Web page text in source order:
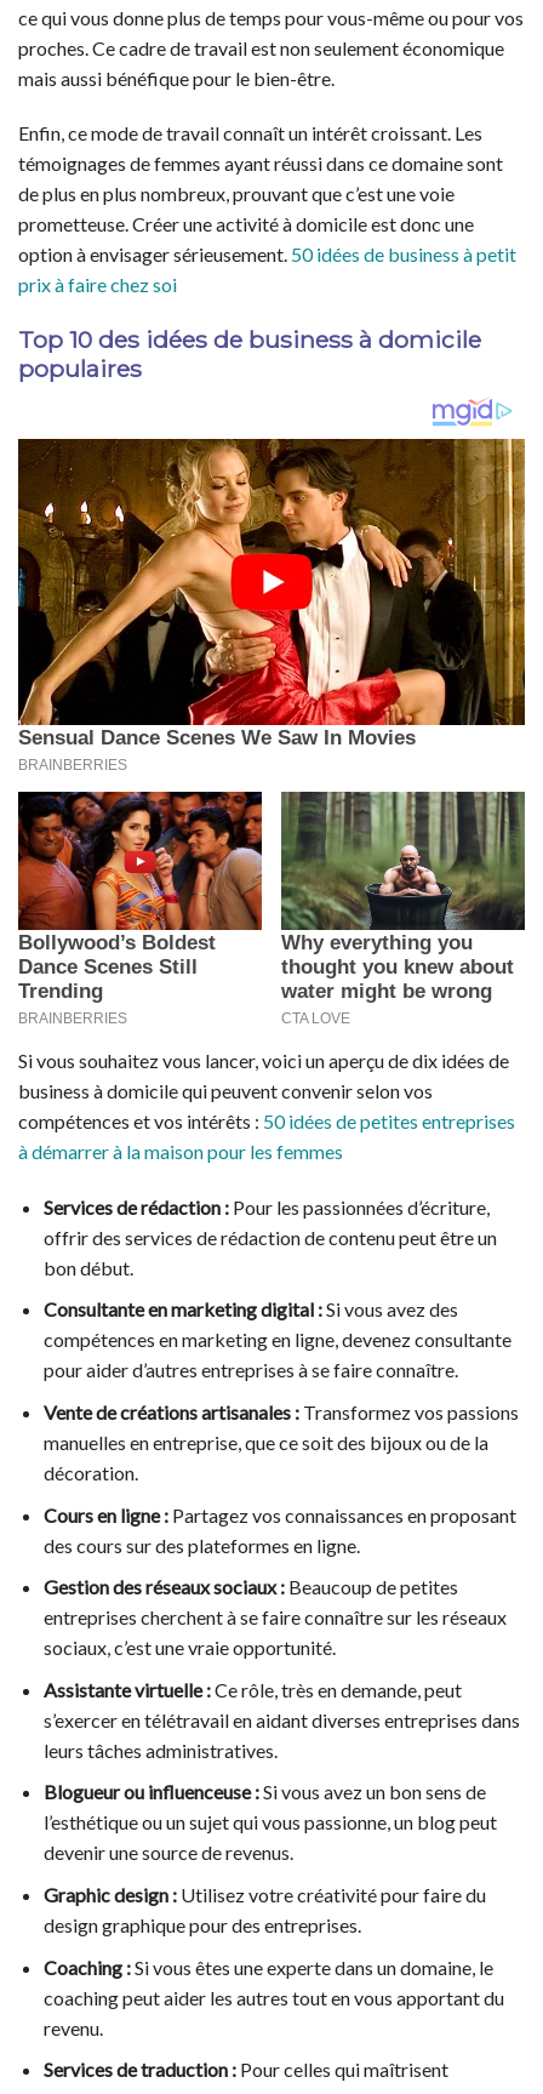
ce qui vous donne plus de temps pour vous-même ou pour vos
proches. Ce cadre de travail est non seulement économique
mais aussi bénéfique pour le bien-être.
Enfin, ce mode de travail connaît un intérêt croissant. Les
témoignages de femmes ayant réussi dans ce domaine sont
de plus en plus nombreux, prouvant que c’est une voie
prometteuse. Créer une activité à domicile est donc une
option à envisager sérieusement. 50 idées de business à petit
prix à faire chez soi
Top 10 des idées de business à domicile
populaires
Si vous souhaitez vous lancer, voici un aperçu de dix idées de
business à domicile qui peuvent convenir selon vos
compétences et vos intérêts : 50 idées de petites entreprises
à démarrer à la maison pour les femmes
Services de rédaction :Pour les passionnées d’écriture,
offrir des services de rédaction de contenu peut être un
bon début.
Consultante en marketing digital :Si vous avez des
compétences en marketing en ligne, devenez consultante
pour aider d’autres entreprises à se faire connaître.
Vente de créations artisanales :Transformez vos passions
manuelles en entreprise, que ce soit des bijoux ou de la
décoration.
Cours en ligne :Partagez vos connaissances en proposant
des cours sur des plateformes en ligne.
Gestion des réseaux sociaux :Beaucoup de petites
entreprises cherchent à se faire connaître sur les réseaux
sociaux, c’est une vraie opportunité.
Assistante virtuelle :Ce rôle, très en demande, peut
s’exercer en télétravail en aidant diverses entreprises dans
leurs tâches administratives.
Blogueur ou influenceuse :Si vous avez un bon sens de
l’esthétique ou un sujet qui vous passionne, un blog peut
devenir une source de revenus.
Graphic design :Utilisez votre créativité pour faire du
design graphique pour des entreprises.
Coaching :Si vous êtes une experte dans un domaine, le
coaching peut aider les autres tout en vous apportant du
revenu.
Services de traduction :Pour celles qui maîtrisent